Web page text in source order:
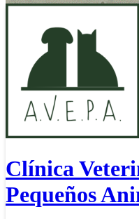
Clínica
Pequeños